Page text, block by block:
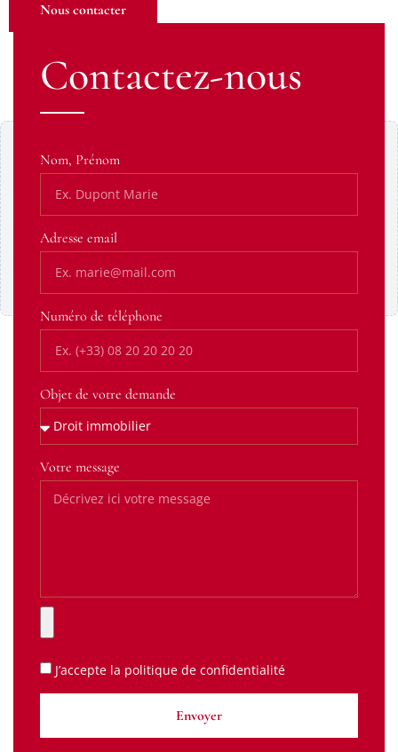
Nous contacter
Contenu Google Maps bloqué
déposer des cookies. Affichez-le pour continuer.
Contactez-nous
Nom, Prénom
Adresse email
Numéro de téléphone
Objet de votre demande
Votre message
J’accepte la politique de confidentialité
Envoyer